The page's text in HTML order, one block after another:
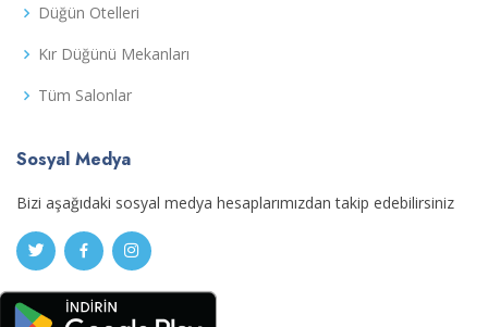
Düğün Otelleri
Kır Düğünü Mekanları
Tüm Salonlar
Sosyal Medya
Bizi aşağıdaki sosyal medya hesaplarımızdan takip edebilirsiniz